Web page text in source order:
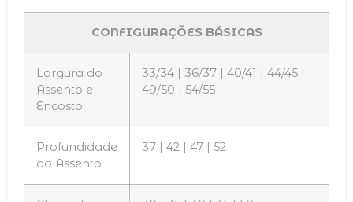
CONFIGURAÇÕES BÁSICAS
Largura do
Assento e
Encosto
33/34 | 36/37 | 40/41 | 44/45 |
49/50 | 54/55
Profundidade
do Assento
37 | 42 | 47 | 52